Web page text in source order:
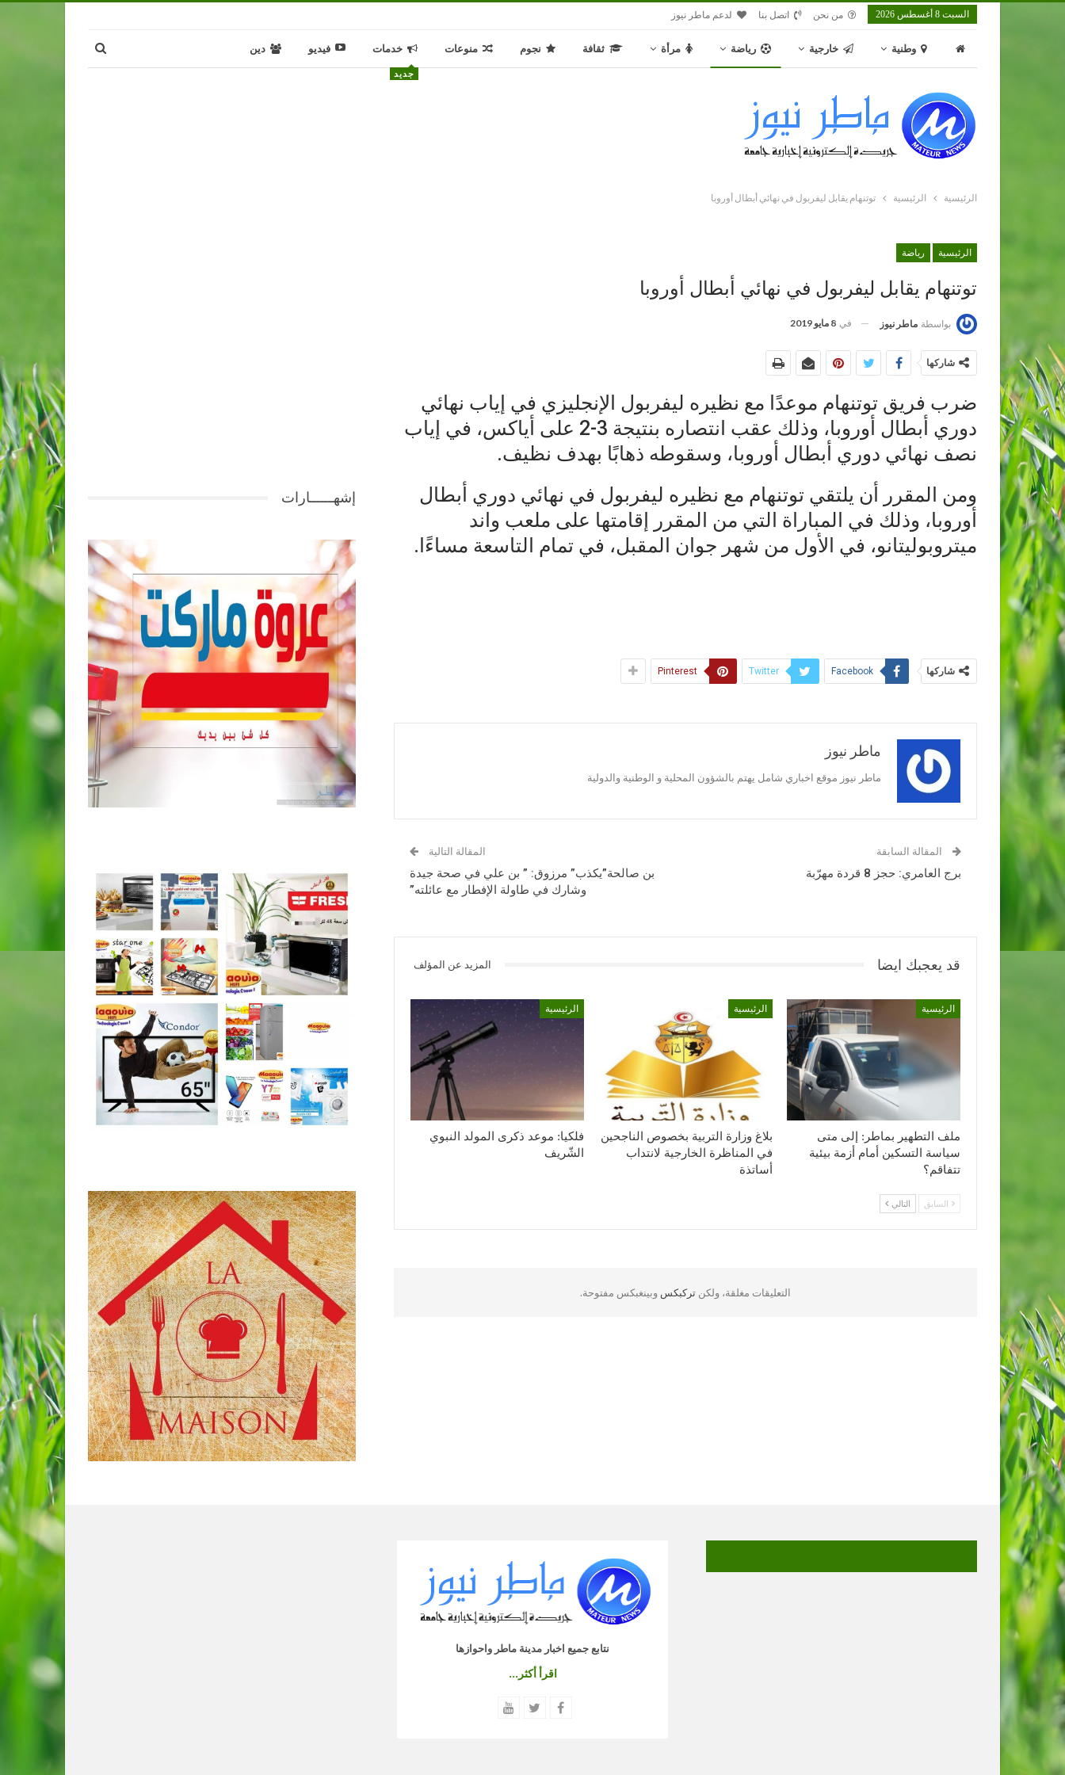
السبت 8 أغسطس 2026 من نحن اتصل بنا لدعم ماطر نيوز
وطنية خارجية رياضة مرأة ثقافة نجوم منوعات خدمات
جديد
فيديو دين
الرئيسية الرئيسية توتنهام يقابل ليفربول في نهائي أبطال أوروبا
الرئيسية رياضة
توتنهام يقابل ليفربول في نهائي أبطال أوروبا
بواسطة ماطر نيوز في 8 مايو 2019
شاركها
ضرب فريق توتنهام موعدًا مع نظيره ليفربول الإنجليزي في إياب نهائي
دوري أبطال أوروبا، وذلك عقب انتصاره بنتيجة 3-2 على أياكس، في إياب
نصف نهائي دوري أبطال أوروبا، وسقوطه ذهابًا بهدف نظيف.
ومن المقرر أن يلتقي توتنهام مع نظيره ليفربول في نهائي دوري أبطال
أوروبا، وذلك في المباراة التي من المقرر إقامتها على ملعب واند
ميتروبوليتانو، في الأول من شهر جوان المقبل، في تمام التاسعة مساءًا.
شاركها Facebook
Twitter
Pinterest
ماطر نيوز
ماطر نيوز موقع اخباري شامل يهتم بالشؤون المحلية و الوطنية والدولية
المقالة السابقة
برج العامري: حجز 8 قردة مهرّبة
المقالة التالية
بن صالحة”يكذب” مرزوق: ” بن علي في صحة جيدة
وشارك في طاولة الإفطار مع عائلته”
قد يعجبك ايضا المزيد عن المؤلف
الرئيسية
ملف التطهير بماطر: إلى متى
سياسة التسكين أمام أزمة بيئية
تتفاقم؟
الرئيسية
بلاغ وزارة التربية بخصوص الناجحين
في المناظرة الخارجية لانتداب
أساتذة
الرئيسية
فلكيا: موعد ذكرى المولد النبوي
الشّريف
السابق التالي
التعليقات مغلقة، ولكن تركبكس وبينغبكس مفتوحة.
إشهــــــارات
نتابع جميع اخبار مدينة ماطر واحوازها
اقرأ أكثر...